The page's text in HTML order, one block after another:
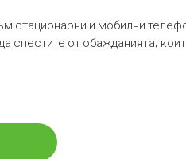
стационарни и мобилни
спестите от обажданията,